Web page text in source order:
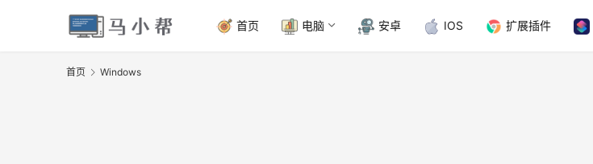
首页 电脑 安卓 IOS 扩展插件
首页 Windows